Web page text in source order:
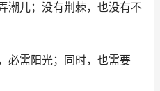
潮儿；没有荆棘，也没有不
必需阳光；同时，也需要